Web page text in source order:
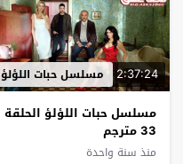
2:37:24 مسلسل حبات اللؤلؤ
مسلسل حبات اللؤلؤ الحلقة
33 مترجم
منذ سنة واحدة